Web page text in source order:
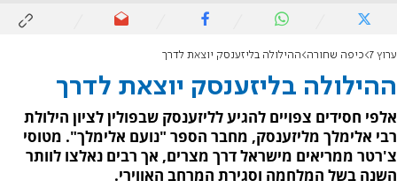
ערוץ 7 כיפה שחורה ההילולה בליזענסק יוצאת לדרך
ההילולה בליזענסק יוצאת לדרך
אלפי חסידים צפויים להגיע לליזענסק שבפולין לציון הילולת
רבי אלימלך מליזענסק, מחבר הספר "נועם אלימלך". מטוסי
צ'רטר ממריאים מישראל דרך מצרים, אך רבים נאלצו לוותר
השנה בשל המלחמה וסגירת המרחב האווירי.